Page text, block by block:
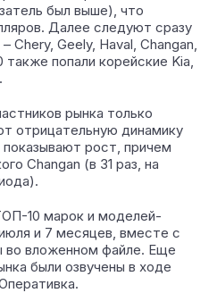
был выше), что
Далее следуют сразу
Chery, Geely, Haval, Сhangan,
также попали корейские Kia,
рынка только
отрицательную динамику
рост, причем
Changan (в 31 раз, на
10 марок и моделей-
и 7 месяцев, вместе с
во вложенном файле. Еще
были озвучены в ходе